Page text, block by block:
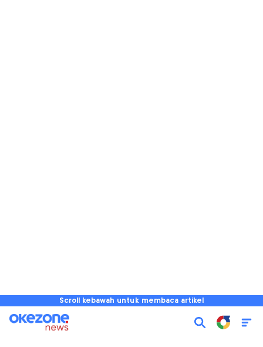
Scroll kebawah untuk membaca artikel